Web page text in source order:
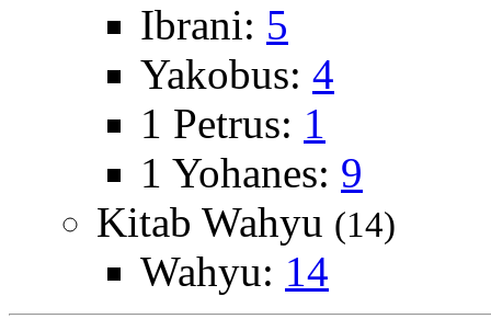
Ibrani: 5
Yakobus: 4
1 Petrus: 1
1 Yohanes: 9
Kitab Wahyu (14)
Wahyu: 14